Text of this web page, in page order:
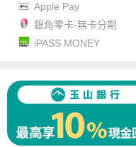
Apple Pay
銀角零卡-無卡分期
iPASS MONEY